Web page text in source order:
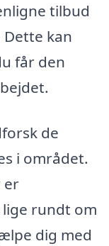
tilbud
kan
får den
de
i området.
er
rundt om
dig med